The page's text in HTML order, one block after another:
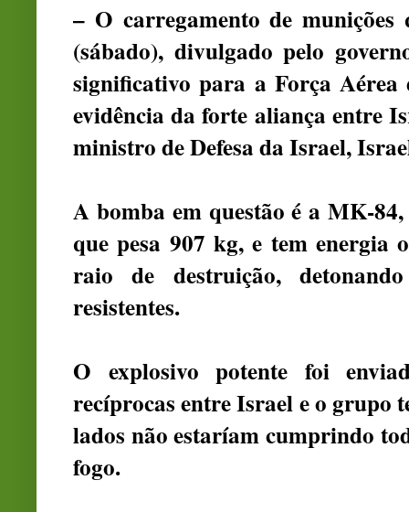
– O carregamento de
(sábado), divulgado pelo
significativo para a Força
evidência da forte aliança entre
ministro de Defesa da Israel,
A bomba em questão é a MK-
que pesa 907 kg, e tem
raio de destruição,
resistentes.
O explosivo potente foi
recíprocas entre Israel e o grupo
lados não estaríam cumprindo
fogo.